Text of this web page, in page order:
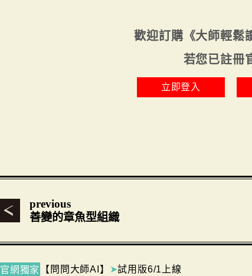
歡迎訂購《大師輕鬆
若您已註冊
立即登入
previous
善變的章魚型組織
官網獨家 【問問大師AI】 ➤試用版6/1上線